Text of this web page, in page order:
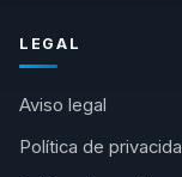
LEGAL
Aviso legal
Política de